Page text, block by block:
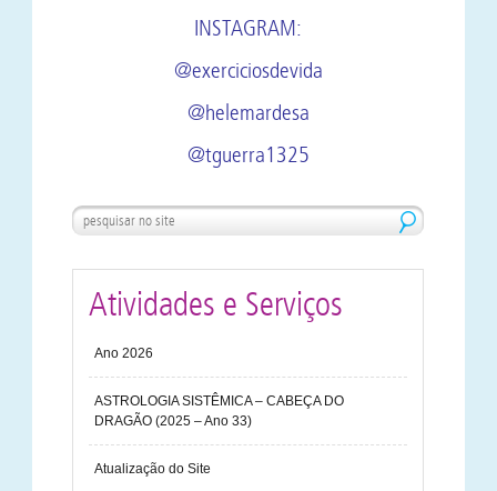
INSTAGRAM:
@exerciciosdevida
@helemardesa
@tguerra1325
Atividades e Serviços
Ano 2026
ASTROLOGIA SISTÊMICA – CABEÇA DO
DRAGÃO (2025 – Ano 33)
Atualização do Site